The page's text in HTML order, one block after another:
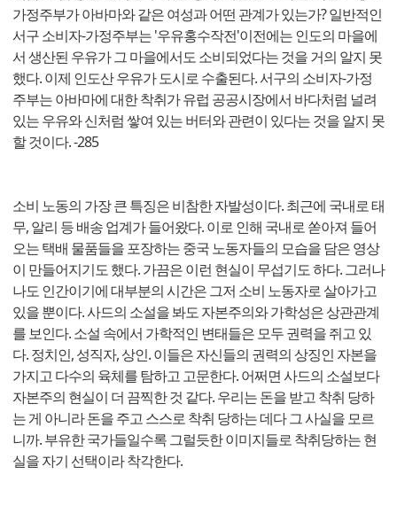
가정주부가 아바마와 같은 여성과 어떤 관계가 있는가? 일반적인
서구 소비자-가정주부는 '우유홍수작전'이전에는 인도의 마을에
서 생산된 우유가 그 마을에서도 소비되었다는 것을 거의 알지 못
했다. 이제 인도산 우유가 도시로 수출된다. 서구의 소비자-가정
주부는 아바마에 대한 착취가 유럽 공공시장에서 바다처럼 널려
있는 우유와 신처럼 쌓여 있는 버터와 관련이 있다는 것을 알지 못
할 것이다. -285
소비 노동의 가장 큰 특징은 비참한 자발성이다. 최근에 국내로 태
무, 알리 등 배송 업계가 들어왔다. 이로 인해 국내로 쏟아져 들어
오는 택배 물품들을 포장하는 중국 노동자들의 모습을 담은 영상
이 만들어지기도 했다. 가끔은 이런 현실이 무섭기도 하다. 그러나
나도 인간이기에 대부분의 시간은 그저 소비 노동자로 살아가고
있을 뿐이다. 사드의 소설을 봐도 자본주의와 가학성은 상관관계
를 보인다. 소설 속에서 가학적인 변태들은 모두 권력을 쥐고 있
다. 정치인, 성직자, 상인. 이들은 자신들의 권력의 상징인 자본을
가지고 다수의 육체를 탐하고 고문한다. 어쩌면 사드의 소설보다
자본주의 현실이 더 끔찍한 것 같다. 우리는 돈을 받고 착취 당하
는 게 아니라 돈을 주고 스스로 착취 당하는 데다 그 사실을 모르
니까. 부유한 국가들일수록 그럴듯한 이미지들로 착취당하는 현
실을 자기 선택이라 착각한다.